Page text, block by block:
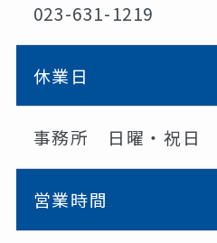
023-631-1219
休業日
事務所 日曜・祝日
営業時間